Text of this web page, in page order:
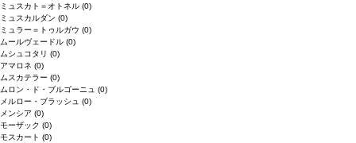
ミュスカト＝オトネル (0)
ミュスカルダン (0)
ミュラー＝トゥルガウ (0)
ムールヴェードル (0)
ムシュコタリ (0)
アマロネ (0)
ムスカテラー (0)
ムロン・ド・ブルゴーニュ (0)
メルロー・ブラッシュ (0)
メンシア (0)
モーザック (0)
モスカート (0)